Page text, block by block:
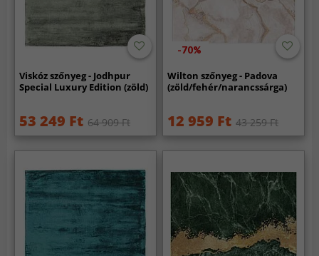
Viskóz szőnyeg - Jodhpur
Special Luxury Edition (zöld)
53 249 Ft 64 909 Ft
-70%
Wilton szőnyeg - Padova
(zöld/fehér/narancssárga)
12 959 Ft 43 259 Ft